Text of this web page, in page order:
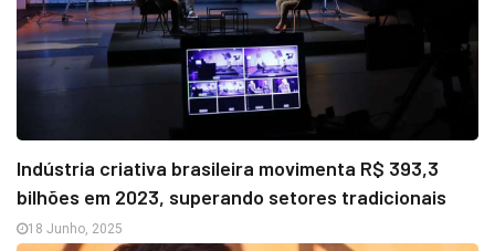
Indústria criativa brasileira movimenta R$ 393,3
bilhões em 2023, superando setores tradicionais
18 Junho, 2025